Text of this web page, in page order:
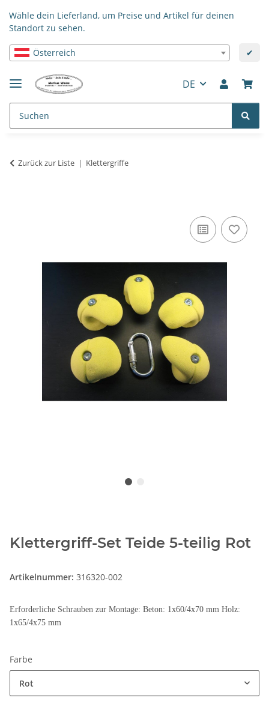
Wähle dein Lieferland, um Preise und Artikel für deinen
Standort zu sehen.
Österreich ✔
DE
Zurück zur Liste Klettergriffe
Klettergriff-Set Teide 5-teilig Rot
Artikelnummer: 316320-002
Erforderliche Schrauben zur Montage: Beton: 1x60/4x70 mm Holz:
1x65/4x75 mm
Farbe
Rot